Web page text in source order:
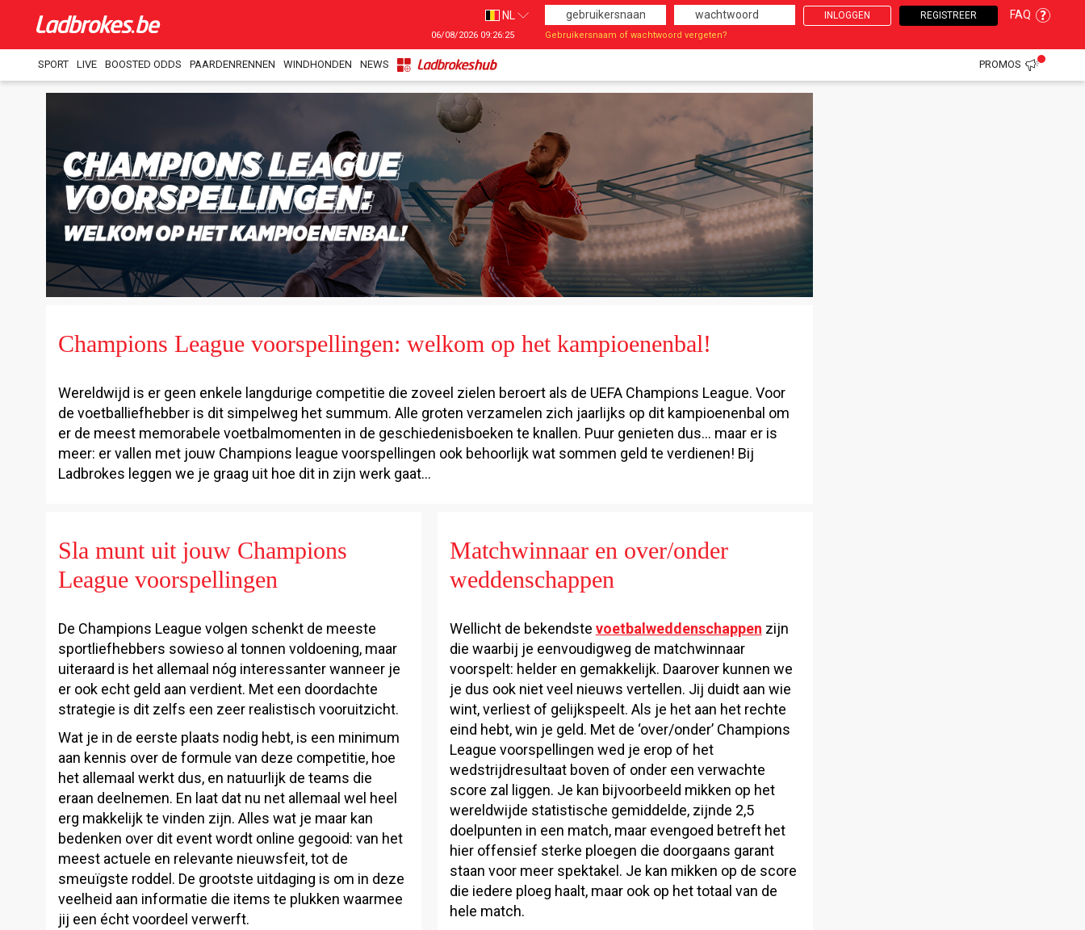
NL
Taal
06/08/2026 09:26:25
INLOGGEN REGISTREER
Gebruikersnaam of wachtwoord vergeten?
FAQ
SPORT LIVE BOOSTED ODDS PAARDENRENNEN WINDHONDEN NEWS PROMOS
Champions League voorspellingen: welkom op het kampioenenbal!
Wereldwijd is er geen enkele langdurige competitie die zoveel zielen beroert als de UEFA Champions League. Voor
de voetballiefhebber is dit simpelweg het summum. Alle groten verzamelen zich jaarlijks op dit kampioenenbal om
er de meest memorabele voetbalmomenten in de geschiedenisboeken te knallen. Puur genieten dus… maar er is
meer: er vallen met jouw Champions league voorspellingen ook behoorlijk wat sommen geld te verdienen! Bij
Ladbrokes leggen we je graag uit hoe dit in zijn werk gaat…
Sla munt uit jouw Champions
League voorspellingen
De Champions League volgen schenkt de meeste
sportliefhebbers sowieso al tonnen voldoening, maar
uiteraard is het allemaal nóg interessanter wanneer je
er ook echt geld aan verdient. Met een doordachte
strategie is dit zelfs een zeer realistisch vooruitzicht.
Wat je in de eerste plaats nodig hebt, is een minimum
aan kennis over de formule van deze competitie, hoe
het allemaal werkt dus, en natuurlijk de teams die
eraan deelnemen. En laat dat nu net allemaal wel heel
erg makkelijk te vinden zijn. Alles wat je maar kan
bedenken over dit event wordt online gegooid: van het
meest actuele en relevante nieuwsfeit, tot de
smeuïgste roddel. De grootste uitdaging is om in deze
veelheid aan informatie die items te plukken waarmee
jij een écht voordeel verwerft.
Matchwinnaar en over/onder
weddenschappen
Wellicht de bekendste voetbalweddenschappen zijn
die waarbij je eenvoudigweg de matchwinnaar
voorspelt: helder en gemakkelijk. Daarover kunnen we
je dus ook niet veel nieuws vertellen. Jij duidt aan wie
wint, verliest of gelijkspeelt. Als je het aan het rechte
eind hebt, win je geld. Met de ‘over/onder’ Champions
League voorspellingen wed je erop of het
wedstrijdresultaat boven of onder een verwachte
score zal liggen. Je kan bijvoorbeeld mikken op het
wereldwijde statistische gemiddelde, zijnde 2,5
doelpunten in een match, maar evengoed betreft het
hier offensief sterke ploegen die doorgaans garant
staan voor meer spektakel. Je kan mikken op de score
die iedere ploeg haalt, maar ook op het totaal van de
hele match.